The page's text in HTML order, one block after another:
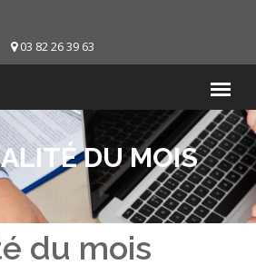
03 82 26 39 63
DU MOIS
du mois